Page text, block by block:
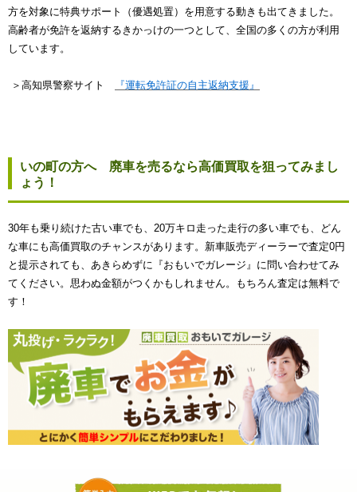
方を対象に特典サポート（優遇処置）を用意する動きも出てきました。
高齢者が免許を返納するきかっけの一つとして、全国の多くの方が利用
しています。
＞高知県警察サイト 『運転免許証の自主返納支援』
いの町の方へ 廃車を売るなら高価買取を狙ってみまし
ょう！
30年も乗り続けた古い車でも、20万キロ走った走行の多い車でも、どん
な車にも高価買取のチャンスがあります。新車販売ディーラーで査定0円
と提示されても、あきらめずに『おもいでガレージ』に問い合わせてみ
てください。思わぬ金額がつくかもしれません。もちろん査定は無料で
す！